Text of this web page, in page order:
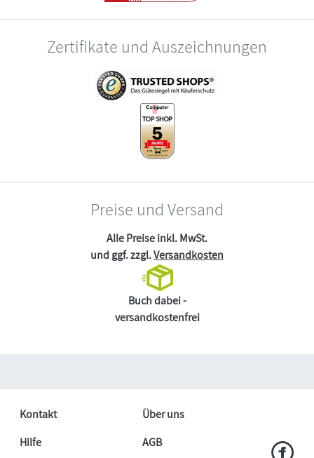
Zertifikate und Auszeichnungen
Preise und Versand
Alle Preise inkl. MwSt.
und ggf. zzgl.Versandkosten
Buch dabei -
versandkostenfrei
Kontakt
Über uns
Hilfe
AGB